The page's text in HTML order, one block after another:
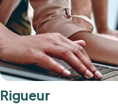
Rigueur